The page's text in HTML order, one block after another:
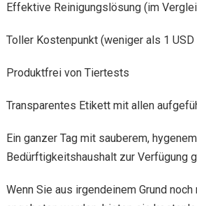
Effektive Reinigungslösung (im
Toller Kostenpunkt (weniger als 1
Produktfrei von Tiertests
Transparentes Etikett mit allen
Ein ganzer Tag mit sauberem,
Bedürftigkeitshaushalt zur Verfügung
Wenn Sie aus irgendeinem Grund